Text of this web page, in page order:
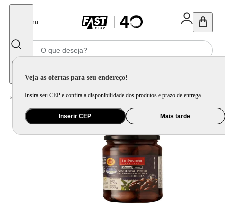
Menu
Veja as ofertas para seu endereço!
Insira seu CEP e confira a disponibilidade dos produtos e prazo de entrega.
Inserir CEP Mais tarde
Home Mercado / Alimentos / Antepasto e Aperitivo